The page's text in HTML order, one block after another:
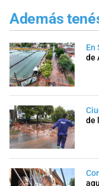
Además
En
de
de